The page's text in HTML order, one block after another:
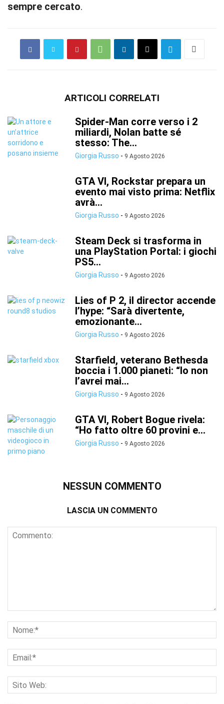
sempre cercato.
ARTICOLI CORRELATI
Spider-Man corre verso i 2
miliardi, Nolan batte sé
stesso: The...
Giorgia Russo - 9 Agosto 2026
GTA VI, Rockstar prepara un
evento mai visto prima: Netflix
avrà...
Giorgia Russo - 9 Agosto 2026
Steam Deck si trasforma in
una PlayStation Portal: i giochi
PS5...
Giorgia Russo - 9 Agosto 2026
Lies of P 2, il director accende
l’hype: “Sarà divertente,
emozionante...
Giorgia Russo - 9 Agosto 2026
Starfield, veterano Bethesda
boccia i 1.000 pianeti: “Io non
l’avrei mai...
Giorgia Russo - 9 Agosto 2026
GTA VI, Robert Bogue rivela:
“Ho fatto oltre 60 provini e...
Giorgia Russo - 9 Agosto 2026
NESSUN COMMENTO
LASCIA UN COMMENTO